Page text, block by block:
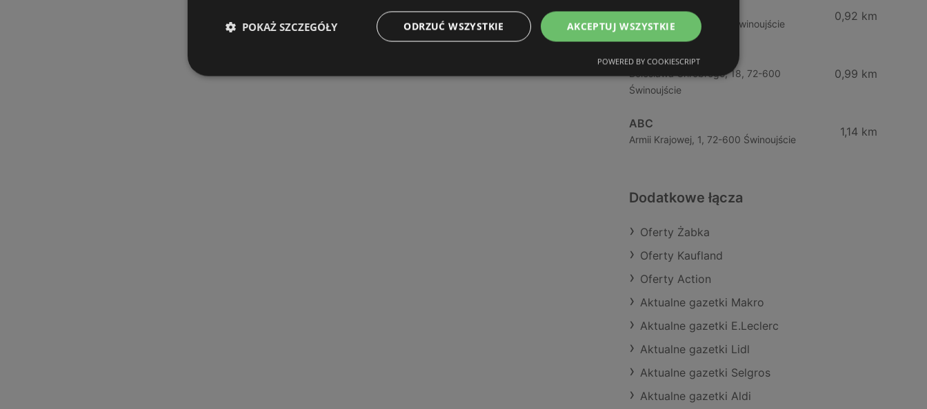
ABC
Barlickiego, 4, 72-600 Świnoujście
0,92 km
ABC
Bolesława Chrobrego, 18, 72-600
Świnoujście
0,99 km
ABC
Armii Krajowej, 1, 72-600 Świnoujście
1,14 km
Dodatkowe łącza
Oferty Żabka
Oferty Kaufland
Oferty Action
Aktualne gazetki Makro
Aktualne gazetki E.Leclerc
Aktualne gazetki Lidl
Aktualne gazetki Selgros
Aktualne gazetki Aldi
AKCEPTUJ WSZYSTKIE
ODRZUĆ WSZYSTKIE
POKAŻ SZCZEGÓŁY
POWERED BY COOKIESCRIPT